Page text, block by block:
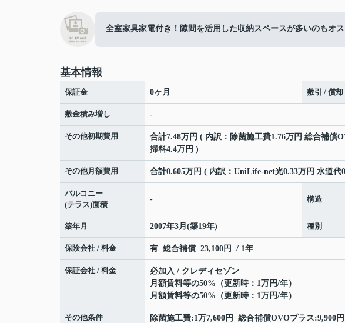
全室家具家電付き！隙間を活用した収納スペースが多いのもオ
基本情報
保証金 0ヶ月 敷引 / 償却
敷金積み増し -
その他初期費用
合計7.48万円 ( 内訳：除菌施工費1.76万円 総合補償
掃料4.4万円 )
その他月額費用 合計0.605万円 ( 内訳：UniLife-net光0.33万円 水道代
バルコニー
(テラス)面積
- 構造
築年月 2007年3月(築19年) 種別
保険会社 / 料金 有 総合補償 23,100円 / 1年
保証会社 / 料金
必加入 / クレディセゾン
月額賃料等の50%（更新時：1万円/年）
月額賃料等の50%（更新時：1万円/年）
その他条件
除菌施工費:1万7,600円 総合補償OVOプラス:9,900